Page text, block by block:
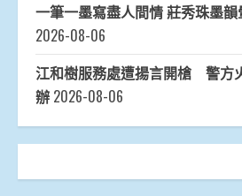
一筆一墨寫盡人間情 莊秀珠墨
2026-08-06
江和樹服務處遭揚言開槍 警方
辦 2026-08-06